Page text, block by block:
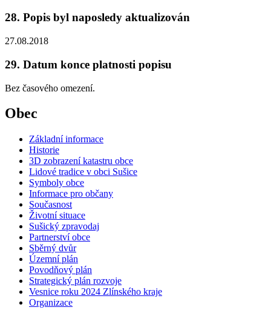
28. Popis byl naposledy aktualizován
27.08.2018
29. Datum konce platnosti popisu
Bez časového omezení.
Obec
Základní informace
Historie
3D zobrazení katastru obce
Lidové tradice v obci Sušice
Symboly obce
Informace pro občany
Současnost
Životní situace
Sušický zpravodaj
Partnerství obce
Sběrný dvůr
Územní plán
Povodňový plán
Strategický plán rozvoje
Vesnice roku 2024 Zlínského kraje
Organizace